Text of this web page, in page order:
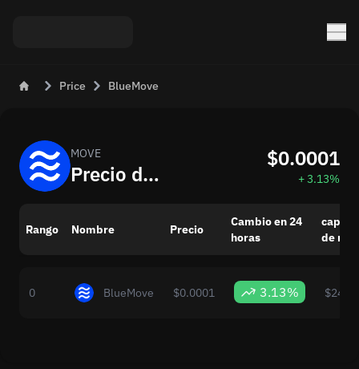
Price BlueMove
MOVE
Precio del Token BlueMove (MOVE) Hoy
$0.0001
+ 3.13%
Rango Nombre Precio
Cambio en 24
horas
de
0 BlueMove $0.0001 3.13%